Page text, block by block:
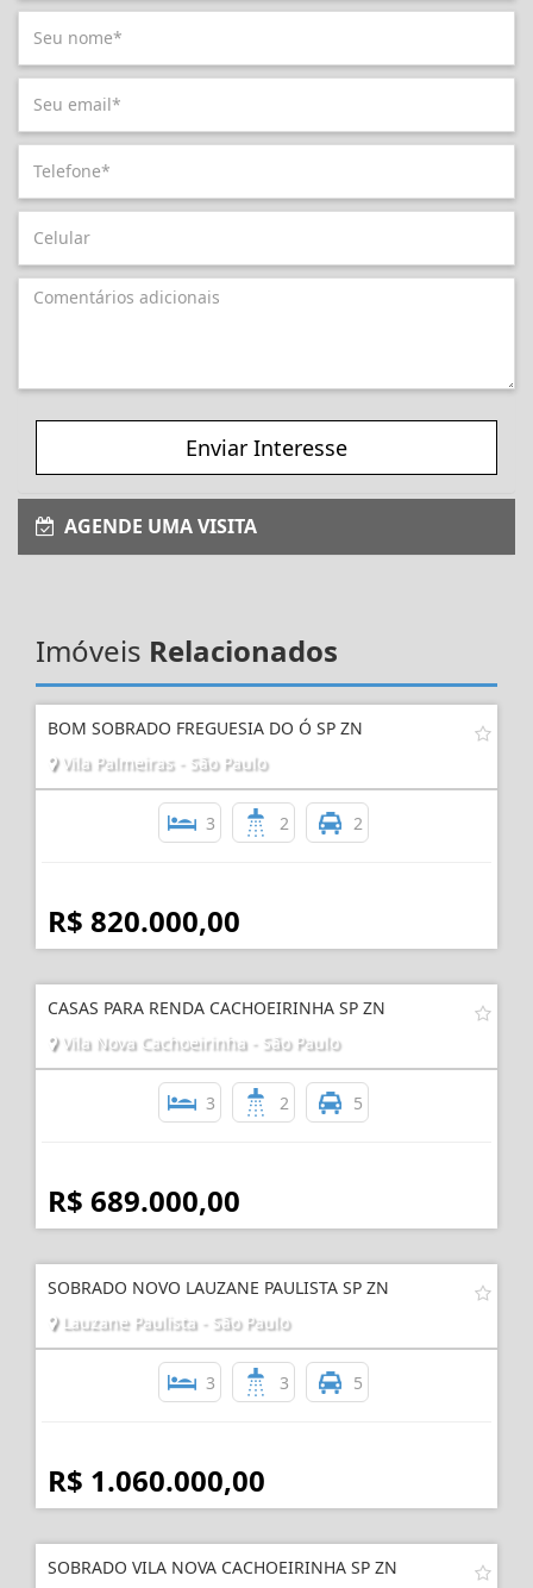
Enviar Interesse
AGENDE UMA VISITA
Imóveis Relacionados
BOM SOBRADO FREGUESIA DO Ó SP ZN
Vila Palmeiras - São Paulo
3 2 2
R$ 820.000,00
CASAS PARA RENDA CACHOEIRINHA SP ZN
Vila Nova Cachoeirinha - São Paulo
3 2 5
R$ 689.000,00
SOBRADO NOVO LAUZANE PAULISTA SP ZN
Lauzane Paulista - São Paulo
3 3 5
R$ 1.060.000,00
SOBRADO VILA NOVA CACHOEIRINHA SP ZN